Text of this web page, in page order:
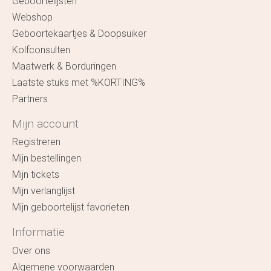
Webshop
Geboortekaartjes & Doopsuiker
Kolfconsulten
Maatwerk & Borduringen
Laatste stuks met %KORTING%
Partners
Mijn account
Registreren
Mijn bestellingen
Mijn tickets
Mijn verlanglijst
Mijn geboortelijst favorieten
Informatie
Over ons
Algemene voorwaarden